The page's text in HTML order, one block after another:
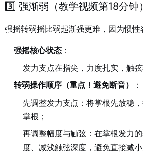
3️⃣ 强渐弱（教学视频第18分钟）
强摇转弱摇比弱起渐强更难，因为惯性
强摇核心状态 ：
发力支点在指尖，力度扎实，触弦
转弱操作顺序（重点！避免断音）
：
先调整发力支点：将掌根先放稳
掌根；
再调整幅度与触弦：在掌根发力
度、减浅触弦深度，避免直接减